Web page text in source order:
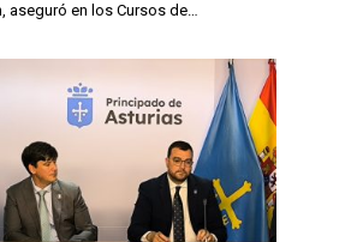
aseguró en los Cursos de…